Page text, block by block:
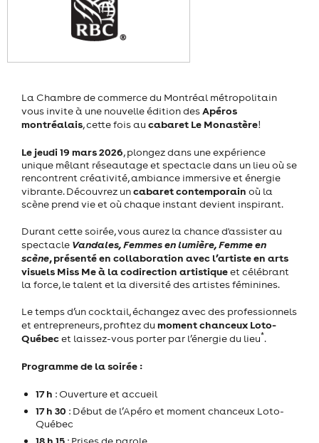
La Chambre de commerce du Montréal métropolitain
vous invite à une nouvelle édition desApéros
montréalais, cette fois au cabaret Le Monastère!
Le jeudi 19 mars 2026, plongez dans une expérience
unique mêlant réseautage et spectacle dans un lieu où se
rencontrent créativité, ambiance immersive et énergie
vibrante. Découvrez uncabaret contemporain où la
scène prend vie et où chaque instant devient inspirant.
Durant cette soirée, vous aurez la chance d'assister au
spectacle Vandales, Femmes en lumière, Femme en
scène, présenté en collaboration avec l’artiste en arts
visuels Miss Me à la codirection artistiqueet célébrant
la force, le talent et la diversité des artistes féminines.
Le temps d’un cocktail, échangez avec des professionnels
et entrepreneurs, profitez du moment chanceux Loto-
Québecet laissez-vous porter par l’énergie du lieu*.
Programme de la soirée :
17 h : Ouverture et accueil
17 h 30 : Début de l’Apéro et moment chanceux Loto-
Québec